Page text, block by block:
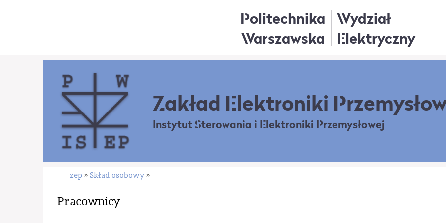
Politechnika
Warszawska
Wydział
Elektryczny
Zakład Elektroniki
Instytut Sterowania i Elektroniki Przemysłowej
zep » Skład osobowy »
Pracownicy